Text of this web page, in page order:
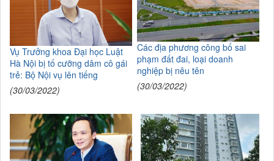
Vụ Trưởng khoa Đại học Luật
Hà Nội bị tố cưỡng dâm cô gái
trẻ: Bộ Nội vụ lên tiếng
(30/03/2022)
Các địa phương công bố sai
phạm đất đai, loại doanh
nghiệp bị nêu tên
(30/03/2022)